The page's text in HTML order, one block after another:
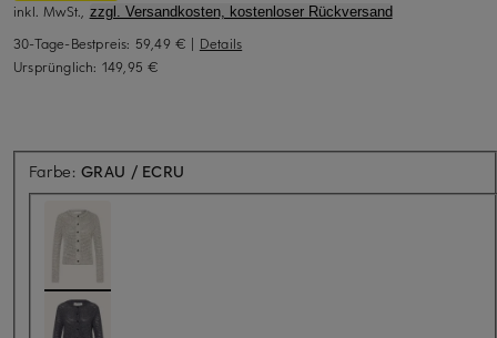
inkl. MwSt., zzgl. Versandkosten, kostenloser Rückversand
30-Tage-Bestpreis: 59,49 € | Details
Ursprünglich: 149,95 €
Farbe:GRAU / ECRU